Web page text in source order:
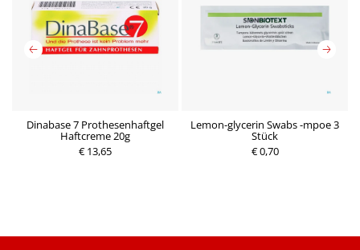
Dinabase 7 Prothesenhaftgel
Haftcreme 20g
€ 13,65
Lemon-glycerin Swabs -mpoe 3
Stück
€ 0,70